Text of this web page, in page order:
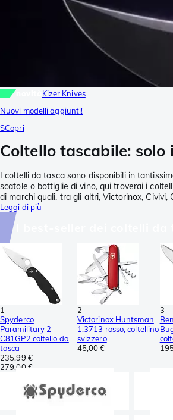
Kizer Knives
Nuovi modelli aggiunti!
SCopri
Coltello tascabile: solo
I coltelli da tasca sono disponibili in
scatole o bottiglie di vino, qui troverai i
di marchi quali, tra gli altri, Victorinox,
Leggi di più
1
Spyderco
Paramilitary 2
C81GP2 coltello da
tasca
235,99 €
279,00 €
2
Victorinox Huntsman
1.3713 rosso, coltellino
svizzero
45,00 €
3